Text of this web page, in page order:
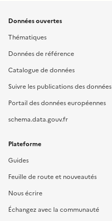
Données ouvertes
Thématiques
Données de référence
Catalogue de données
Suivre les publications des données
Portail des données européennes
schema.data.gouv.fr
Plateforme
Guides
Feuille de route et nouveautés
Nous écrire
Échangez avec la communauté